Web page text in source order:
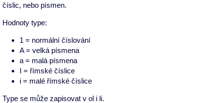
číslic, nebo písmen.
Hodnoty type:
1 = normální číslování
A = velká písmena
a = malá písmena
I = římské číslice
i = malé římské číslice
Type se může zapisovat v ol i li.